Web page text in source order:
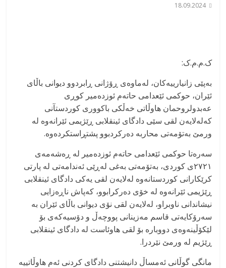
18.09.2024
ک.م.م.ک:
بەپێی زانیارییەکان، لەماوەی ڕۆژانی ڕابردوو دیوانی باڵای
ئێران، حوکمی ئێعدامی حاتەم ئوزدەمیر کوڕی
عەبدولروحمان هاوڵاتی خەڵکی باکووری کوردستآنی
کەلەلایەن لقی سێی دادگای ئینقلابی ڕێژیمی ئێرانەوە لە
ورمێ بەتۆمەتی محاربە دەرکردبوو پشتڕاستکردەوە.
سەرەتا حوکمی ئێعدامی حاتەم ئوزدەمیر لە ڕەشەمەی
٢٧٢١ی کوردی، بەتۆمەتی بەغی لەڕێی ئەندامەتی لە پارتی
کرێکارانی کوردستانەوە لەلایەن لقی یەکی دادگای ئینقلابی
ڕێژیمی ئێرانەوە لە خۆی دەرکرابوو، کەپاش ناڕەزایی
نیشاندانی ناوبراو، لەلایەن لقی نۆی دیوانی باڵای ئێران بە
سەرۆکایەتی قاسم مەزینانی پووچەڵ و دۆسیەکەی بۆ
لێکۆڵینەوەی دووبارە بۆ لقی هاوئاست لە دادگای ئینقلابی
ڕێژیم لە ورمێ نێردرا.
مانگی گوڵانی ئەمساڵ دانیشتنی دادگای کردنی ئەم هاوڵاتییە